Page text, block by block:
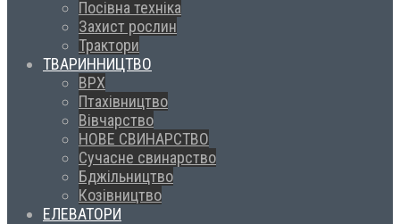
Посівна техніка
Захист рослин
Трактори
ТВАРИННИЦТВО
ВРХ
Птахівництво
Вівчарство
НОВЕ СВИНАРСТВО
Сучасне свинарство
Бджільництво
Козівництво
ЕЛЕВАТОРИ